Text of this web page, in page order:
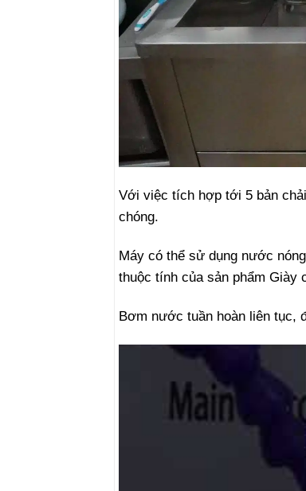
Với việc tích hợp tới 5 bản
chóng.
Máy có thể sử dụng nước
thuộc tính của sản phẩm Giày
Bơm nước tuần hoàn liên tục,